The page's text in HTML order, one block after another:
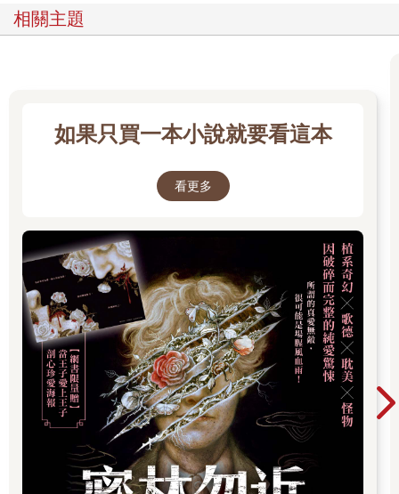
穿越時空之中滿天繁星晶瑩的眼淚
一束一束無盡閃亮的哀愁
如果我看到一個破碎堅固的防備
我要牢牢地跟隨
我不介意它沒有分別
再見
不見
纖細的想也無法堅決
清晰的面孔正在綿密的掉落
穿越時空之中滿天繁星晶瑩的眼淚
一束一束無盡閃亮的哀愁
春夏交接的當時
相關主題
如果只買一本小說就要看這本
看更多